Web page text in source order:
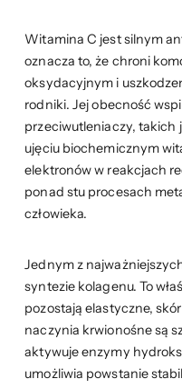
Witamina C jest silnym
oznacza to, że chroni
oksydacyjnym i
rodniki. Jej obecność
przeciwutleniaczy, takich
ujęciu biochemicznym
elektronów w reakcjach
ponad stu procesach
człowieka.
Jednym z
syntezie kolagenu. To
pozostają elastyczne,
naczynia krwionośne są
aktywuje enzymy
umożliwia powstanie